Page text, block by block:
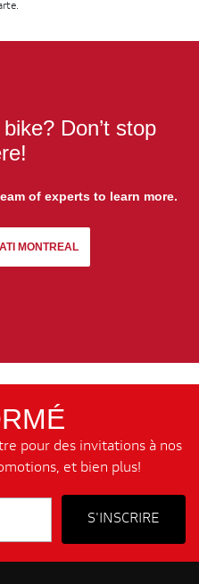
Don’t stop
of experts to learn more.
MONTREAL
pour des invitations à nos
et bien plus!